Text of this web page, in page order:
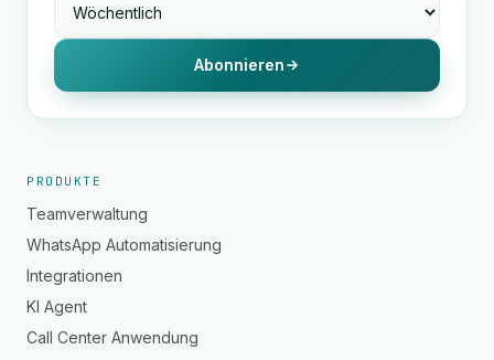
Abonnieren
PRODUKTE
Teamverwaltung
WhatsApp Automatisierung
Integrationen
KI Agent
Call Center Anwendung